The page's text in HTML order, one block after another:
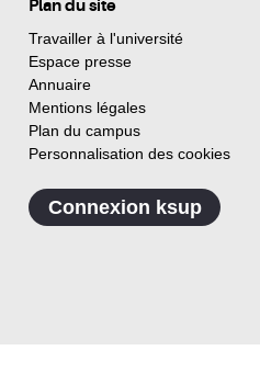
Plan du site
Travailler à l'université
Espace presse
Annuaire
Mentions légales
Plan du campus
Personnalisation des cookies
Connexion ksup